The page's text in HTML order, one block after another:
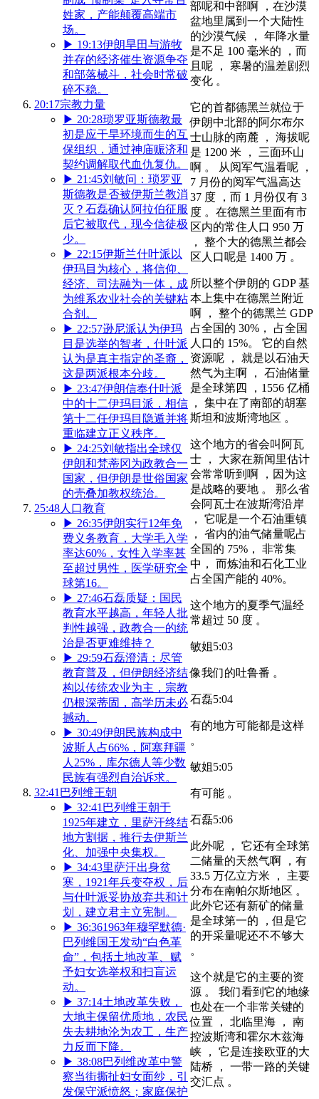
姓家，产能颠覆高端市
场。
▶ 19:13伊朗旱田与游牧
并存的经济催生资源争夺
和部落械斗，社会时常破
碎不稳。
20:17宗教力量
▶ 20:28琐罗亚斯德教最
初是应干旱环境而生的互
保组织，通过神庙赈济和
契约调解取代血仇复仇。
▶ 21:45刘敏问：琐罗亚
斯德教是否被伊斯兰教消
灭？石磊确认阿拉伯征服
后它被取代，现今信徒极
少。
▶ 22:15伊斯兰什叶派以
伊玛目为核心，将信仰、
经济、司法融为一体，成
为维系农业社会的关键粘
合剂。
▶ 22:57逊尼派认为伊玛
目是选举的智者，什叶派
认为是真主指定的圣裔，
这是两派根本分歧。
▶ 23:47伊朗信奉什叶派
中的十二伊玛目派，相信
第十二任伊玛目隐遁并将
重临建立正义秩序。
▶ 24:25刘敏指出全球仅
伊朗和梵蒂冈为政教合一
国家，但伊朗是世俗国家
的壳叠加教权统治。
25:48人口教育
▶ 26:35伊朗实行12年免
费义务教育，大学毛入学
率达60%，女性入学率甚
至超过男性，医学研究全
球第16。
▶ 27:46石磊质疑：国民
教育水平越高，年轻人批
判性越强，政教合一的统
治是否更难维持？
▶ 29:59石磊澄清：尽管
教育普及，但伊朗经济结
构以传统农业为主，宗教
仍根深蒂固，高学历未必
撼动。
▶ 30:49伊朗民族构成中
波斯人占66%，阿塞拜疆
人25%，库尔德人等少数
民族有强烈自治诉求。
32:41 巴列维王朝
▶ 32:41 巴列维王朝于
1925年建立，里萨汗终结
地方割据，推行去伊斯兰
化、加强中央集权。
▶ 34:43里萨汗出身贫
寒，1921年兵变夺权，后
与什叶派妥协放弃共和计
划，建立君主立宪制。
▶ 36:361963年穆罕默德·
巴列维国王发动“白色革
命”，包括土地改革、赋
予妇女选举权和扫盲运
动。
▶ 37:14土地改革失败，
大地主保留优质地，农民
失去耕地沦为农工，生产
力反而下降。
▶ 38:08巴列维改革中警
察当街撕扯妇女面纱，引
发保守派愤怒；家庭保护
部呢和中部啊 ，在沙漠
盆地里属到一个大陆性
的沙漠气候 ， 年降水量
是不足 100 毫米的 ，而
且呢 ， 寒暑的温差剧烈
变化 。
它的首都德黑兰就位于
伊朗中北部的阿尔布尔
士山脉的南麓 ， 海拔呢
是 1200 米 ， 三面环山
啊 。 从阅军气温看呢 ，
7 月份的阅军气温高达
37 度 ，而 1 月份仅有 3
度 。在德黑兰里面有市
区内的常住人口 950 万
， 整个大的德黑兰都会
区人口呢是 1400 万 。
所以整个伊朗的 GDP 基
本上集中在德黑兰附近
啊 ， 整个的德黑兰 GDP
占全国的 30%， 占全国
人口的 15%。 它的自然
资源呢 ， 就是以石油天
然气为主啊 ， 石油储量
是全球第四 ，1556 亿桶
， 集中在了南部的胡塞
斯坦和波斯湾地区 。
这个地方的省会叫阿瓦
士 ， 大家在新闻里估计
会常常听到啊 ，因为这
是战略的要地 。 那么省
会阿瓦士在波斯湾沿岸
， 它呢是一个石油重镇
， 省内的油气储量呢占
全国的 75%， 非常集
中， 而炼油和石化工业
占全国产能的 40%。
这个地方的夏季气温经
常超过 50 度 。
敏姐5:03
像我们的吐鲁番 。
石磊5:04
有的地方可能都是这样
。
敏姐5:05
有可能 。
石磊5:06
此外呢 ， 它还有全球第
二储量的天然气啊 ，有
33.5 万亿立方米 ， 主要
分布在南帕尔斯地区 。
此外它还有新矿的储量
是全球第一的 ，但是它
的开采量呢还不不够大
。
这个就是它的主要的资
源 。 我们看到它的地缘
也处在一个非常关键的
位置 ， 北临里海 ， 南
控波斯湾和霍尔木兹海
峡 ， 它是连接欧亚的大
陆桥 ， 一带一路的关键
交汇点 。